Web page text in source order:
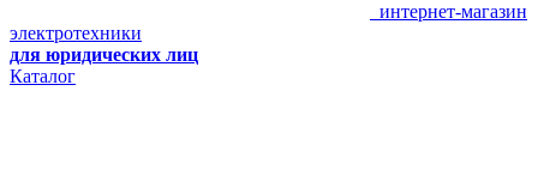
интернет-магазин
электротехники
для юридических лиц
Каталог